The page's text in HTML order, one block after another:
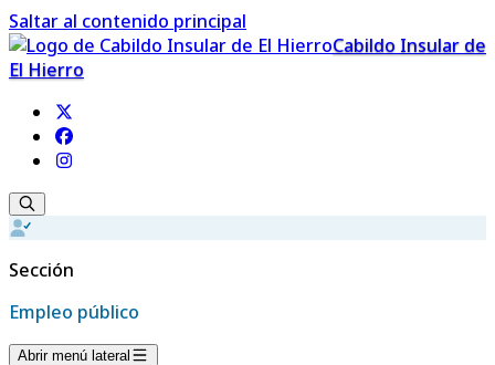
Saltar al contenido principal
Cabildo Insular de
El Hierro
Sección
Empleo público
Abrir menú lateral